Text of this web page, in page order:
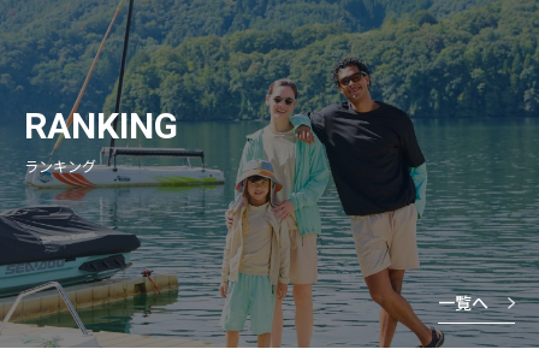
RANKING
ランキング
一覧へ